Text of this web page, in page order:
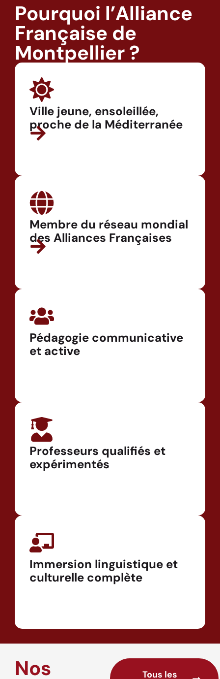
Pourquoi l’Alliance
Française de
Montpellier ?
Ville jeune, ensoleillée,
proche de la Méditerranée
Membre du réseau mondial
des Alliances Françaises
Pédagogie communicative
et active
Professeurs qualifiés et
expérimentés
Immersion linguistique et
culturelle complète
Nos Tous les